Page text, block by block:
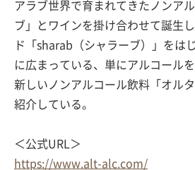
アラブ世界で育まれてきたノンア
ブ」とワインを掛け合わせて誕生
ド「sharab（シャラーブ）」をは
に広まっている、単にアルコール
新しいノンアルコール飲料「オル
紹介している。
＜公式URL＞
https://www.alt-alc.com/